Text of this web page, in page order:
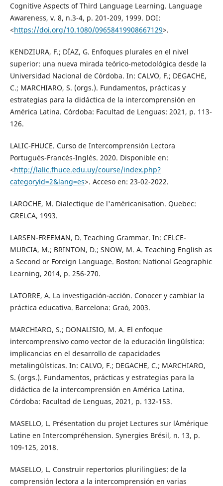
Cognitive Aspects of Third Language Learning. Language
Awareness, v. 8, n.3-4, p. 201-209, 1999. DOI:
<https://doi.org/10.1080/09658419908667129>.
KENDZIURA, F.; DÍAZ, G. Enfoques plurales en el nivel
superior: una nueva mirada teórico-metodológica desde la
Universidad Nacional de Córdoba. In: CALVO, F.; DEGACHE,
C.; MARCHIARO, S. (orgs.). Fundamentos, prácticas y
estrategias para la didáctica de la intercomprensión en
América Latina. Córdoba: Facultad de Lenguas: 2021, p. 113-
126.
LALIC-FHUCE. Curso de Intercomprensión Lectora
Portugués-Francés-Inglés. 2020. Disponible en:
<http://lalic.fhuce.edu.uy/course/index.php?
categoryid=2&lang=es>. Acceso en: 23-02-2022.
LAROCHE, M. Dialectique de l'américanisation. Quebec:
GRELCA, 1993.
LARSEN-FREEMAN, D. Teaching Grammar. In: CELCE-
MURCIA, M.; BRINTON, D.; SNOW, M. A. Teaching English as
a Second or Foreign Language. Boston: National Geographic
Learning, 2014, p. 256-270.
LATORRE, A. La investigación-acción. Conocer y cambiar la
práctica educativa. Barcelona: Graó, 2003.
MARCHIARO, S.; DONALISIO, M. A. El enfoque
intercomprensivo como vector de la educación lingüística:
implicancias en el desarrollo de capacidades
metalingüísticas. In: CALVO, F.; DEGACHE, C.; MARCHIARO,
S. (orgs.). Fundamentos, prácticas y estrategias para la
didáctica de la intercomprensión en América Latina.
Córdoba: Facultad de Lenguas, 2021, p. 132-153.
MASELLO, L. Présentation du projet Lectures sur l´Amérique
Latine en Intercompréhension. Synergies Brésil, n. 13, p.
109-125, 2018.
MASELLO, L. Construir repertorios plurilingües: de la
comprensión lectora a la intercomprensión en varias